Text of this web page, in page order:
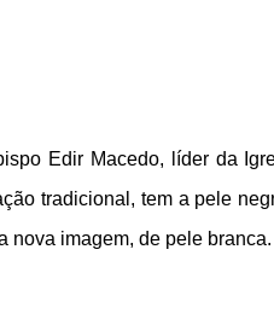
Edir Macedo, líder da
tradicional, tem a pele
nova imagem, de pele branca.